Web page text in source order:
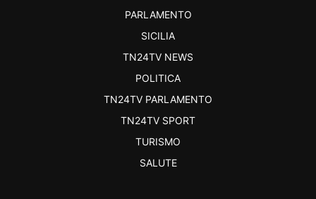
PARLAMENTO
SICILIA
TN24TV NEWS
POLITICA
TN24TV PARLAMENTO
TN24TV SPORT
TURISMO
SALUTE